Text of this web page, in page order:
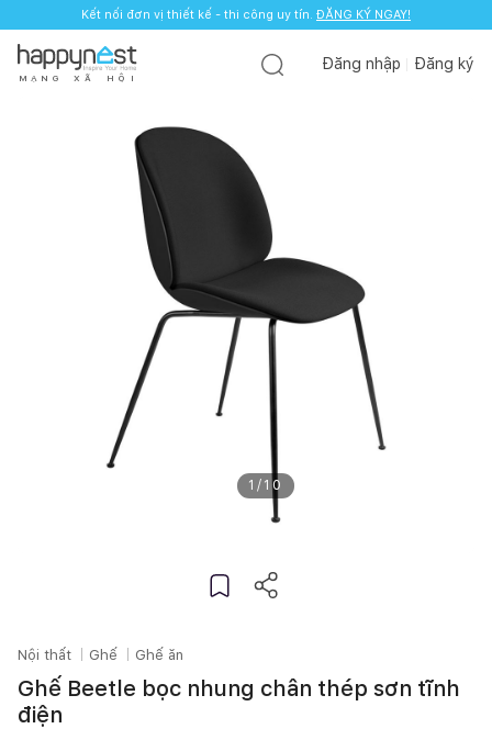
Kết nối đơn vị thiết kế - thi công uy tín. ĐĂNG KÝ NGAY!
M Ạ N G X Ã H Ộ I
Đăng nhập Đăng ký
1 / 10
Nội thất Ghế Ghế ăn
Ghế Beetle bọc nhung chân thép sơn tĩnh
điện